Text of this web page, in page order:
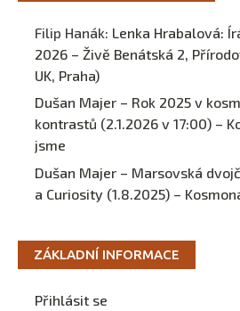
Filip Hanák: Lenka Hrabalová:
2026 – Živě Benátská 2,
UK, Praha)
Dušan Majer – Rok 2025 v
kontrastů (2.1.2026 v 17:00) –
jsme
Dušan Majer – Marsovská
a Curiosity (1.8.2025) –
ZÁKLADNÍ INFORMACE
Přihlásit se